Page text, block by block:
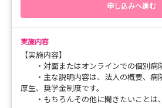
メール：kantai0625@tsugaru-
Instagramのダイレクトメールでも
・必要事項を記入しお申込みください
・時間は、見学開始（希望）時間と
・「見学日時の第二希望」、「見学を
ケートに記入をお願いします。
第二希望記入は必須記入でお願いし
【連絡先・問合せ先】
津軽保健生活協同組合 看護介護部
電話：0172-33-7515（平日9:00～
申し込みへ進む
実施内容
【実施内容】
・対面またはオンラインでの個別病院
・主な説明内容は、法人の概要、病
厚生、奨学金制度です。
・もちろんその他に聞きたいことは